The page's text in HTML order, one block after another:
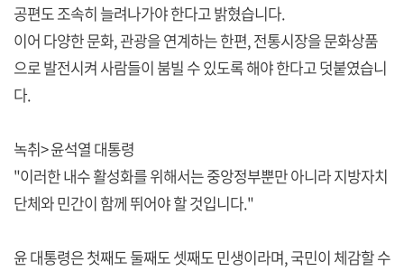
공편도 조속히 늘려나가야 한다고 밝혔습니다.
이어 다양한 문화, 관광을 연계하는 한편, 전통시장을 문화상품
으로 발전시켜 사람들이 붐빌 수 있도록 해야 한다고 덧붙였습니
다.
녹취> 윤석열 대통령
"이러한 내수 활성화를 위해서는 중앙정부뿐만 아니라 지방자치
단체와 민간이 함께 뛰어야 할 것입니다."
윤 대통령은 첫째도 둘째도 셋째도 민생이라며, 국민이 체감할 수